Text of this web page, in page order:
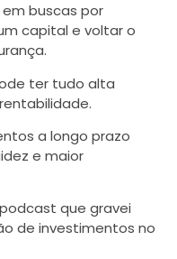
buscas por
capital e voltar o
ter tudo alta
a longo prazo
e maior
que gravei
de investimentos no